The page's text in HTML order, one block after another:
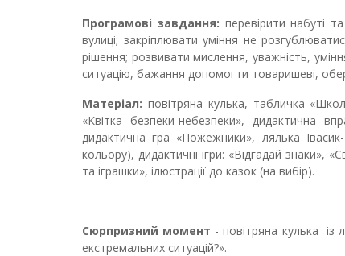
Програмові завдання: перевірити набуті
вулиці; закріплювати уміння не
рішення; розвивати мислення, уважність,
ситуацію, бажання допомогти товаришеві,
Матеріал: повітряна кулька, табличка
«Квітка безпеки-небезпеки», дидактична
дидактична гра «Пожежники», лялька
кольору), дидактичні ігри: «Відгадай знаки»,
та іграшки», ілюстрації до казок (на вибір).
Сюрпризний момент - повітряна кулька із
екстремальних ситуацій?».